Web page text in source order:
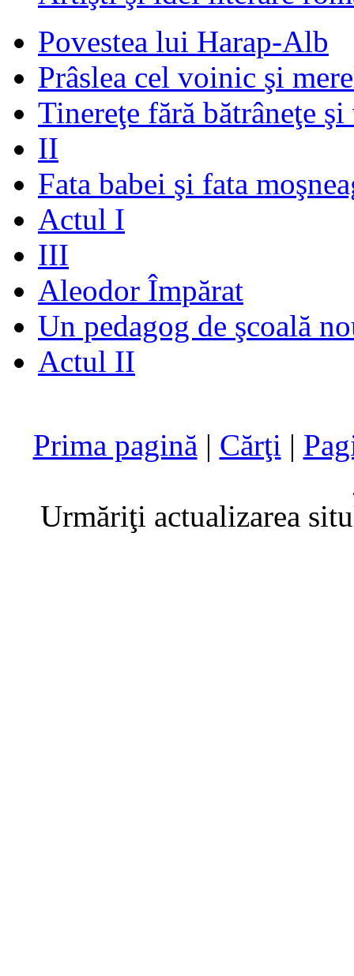
Povestea lui Harap-Alb
Prâslea cel voinic şi
Tinereţe fără bătrâneţe
II
Fata babei şi fata
Actul I
III
Aleodor Împărat
Un pedagog de şcoală
Actul II
Prima pagină | Cărţi |
Urmăriţi actualizarea